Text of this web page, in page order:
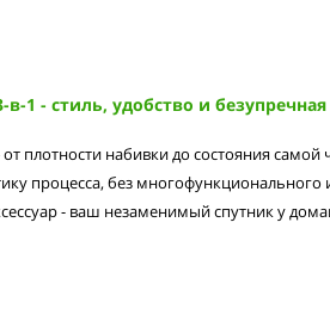
1 - стиль, удобство и
плотности набивки до состояния самой
процесса, без многофункционального
- ваш незаменимый спутник у